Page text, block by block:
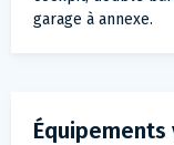
garage à annexe.